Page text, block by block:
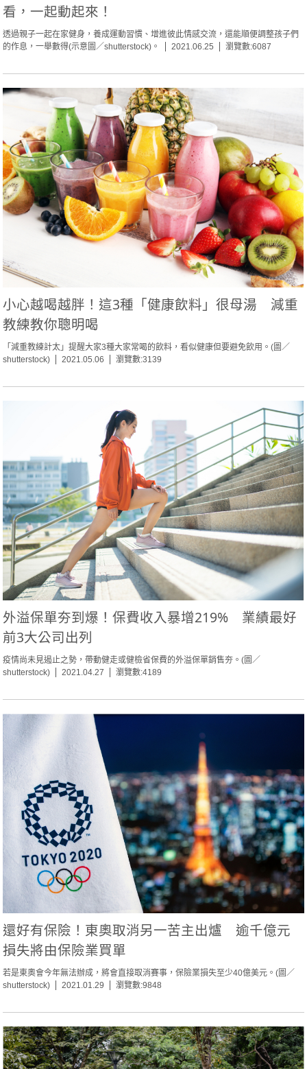
看，一起動起來！
透過親子一起在家健身，養成運動習慣、增進彼此情感交流，還能順便調整孩子們
的作息，一舉數得(示意圖／shutterstock)。
2021.06.25 瀏覽數:6087
小心越喝越胖！這3種「健康飲料」很母湯 減重
教練教你聰明喝
「減重教練計太」提醒大家3種大家常喝的飲料，看似健康但要避免飲用。(圖／
shutterstock)
2021.05.06 瀏覽數:3139
外溢保單夯到爆！保費收入暴增219% 業績最好
前3大公司出列
疫情尚未見遏止之勢，帶動健走或健檢省保費的外溢保單銷售夯。(圖／
shutterstock)
2021.04.27 瀏覽數:4189
還好有保險！東奧取消另一苦主出爐 逾千億元
損失將由保險業買單
若是東奧會今年無法辦成，將會直接取消賽事，保險業損失至少40億美元。(圖／
shutterstock)
2021.01.29 瀏覽數:9848